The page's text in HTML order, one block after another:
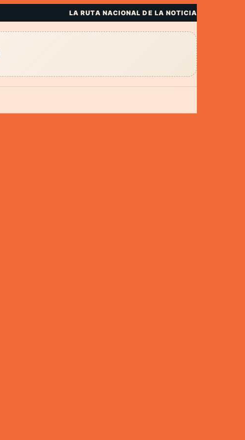
LA RUTA NACIONAL DE LA NOTICIA